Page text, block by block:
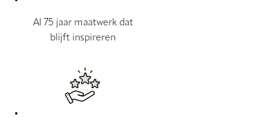
Al 75 jaar maatwerk dat
blijft inspireren